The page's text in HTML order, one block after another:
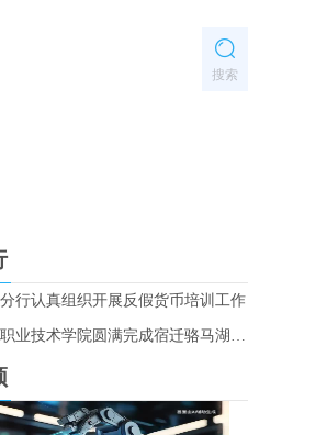
搜索
行认真组织开展反假货币培训工作
术学院圆满完成宿迁骆马湖•银河左岸音乐节安保任务